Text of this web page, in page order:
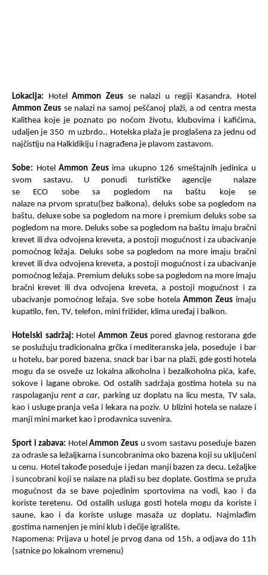
Lokacija: HotelAmmon Zeus se nalazi u regiji Kasandra. Hotel
Ammon Zeus se nalazi na samoj peščanoj plaži, a od centra mesta
Kalithea koje je poznato po noćom životu, klubovima i kafićima,
udaljen je 350 m uzbrdo.. Hotelska plaža je proglašena za jednu od
najčistiju na Halkidikiju i nagrađena je plavom zastavom.
Sobe: HotelAmmon Zeus ima ukupno 126 smeštajnih jedinica u
svom sastavu. U ponudi turističke agencije
nalaze
se ECO sobe sa pogledom na baštu koje se
nalaze na prvom spratu(bez balkona), deluks sobe sa pogledom na
baštu, deluxe sobe sa pogledom na more i premium deluks sobe sa
pogledom na more. Deluks sobe sa pogledom na baštu imaju bračni
krevet ili dva odvojena kreveta, a postoji mogućnost i za ubacivanje
pomoćnog ležaja. Deluks sobe sa pogledom na more imaju bračni
krevet ili dva odvojena kreveta, a postoji mogućnost i za ubacivanje
pomoćnog ležaja. Premium deluks sobe sa pogledom na more imaju
bračni krevet ili dva odvojena kreveta, a postoji mogućnost i za
ubacivanje pomoćnog ležaja. Sve sobe hotela Ammon Zeus imaju
kupatilo, fen, TV, telefon, mini frižider, klima uređaj i balkon.
Hotelski sadržaj: Hotel Ammon Zeus pored glavnog restorana gde
se poslužuju tradicionalna grčka i mediteranska jela, poseduje i bar
u hotelu, bar pored bazena, snackbar i bar na plaži, gde gosti hotela
mogu da se osveže uz lokalnaalkoholna i bezalkoholna pića, kafe,
sokove i lagane obroke. Od ostalih sadržaja gostima hotela su na
raspolaganjurent a car, parking uz doplatu na licu mesta, TV sala,
kao i usluge pranja veša i lekara na poziv. U blizini hotela se nalaze i
manji mini market kao i prodavnica suvenira.
Sport i zabava: HotelAmmon Zeus u svom sastavu poseduje bazen
za odrasle sa ležaljkama i suncobranima oko bazena koji su uključeni
u cenu. Hotel takođe poseduje i jedan manji bazen za decu. Ležaljke
i suncobrani koji se nalaze na plaži su bez doplate. Gostima se pruža
mogućnost da se bave pojedinim sportovima na vodi, kao i da
koriste teretenu. Od ostalih usluga gosti hotela mogu da koriste i
saune, kao i da koriste usluge masaža uz doplatu. Najmlađim
gostima namenjen je mini klub i dečije igralište.
Napomena: Prijava u hotel je prvog dana od 15h, a odjava do 11h
(satnice po lokalnom vremenu)